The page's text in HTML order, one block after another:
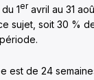
1er avril au 31
sujet, soit 30 %
est de 24